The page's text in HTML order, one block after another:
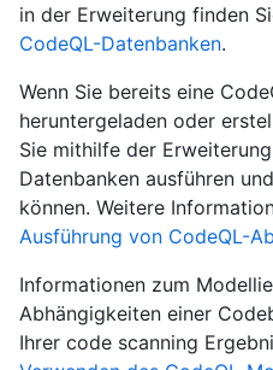
in der Erweiterung finden
CodeQL-Datenbanken.
Wenn Sie bereits eine
heruntergeladen oder
Sie mithilfe der
Datenbanken ausführen
können. Weitere
Ausführung von CodeQL-
Informationen zum
Abhängigkeiten einer
Ihrer code scanning